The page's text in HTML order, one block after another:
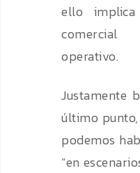
ello
operativo.
Justamente
último
podemos
“en